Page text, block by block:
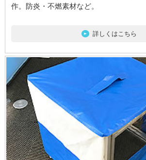
作。防炎・不燃素材など。
詳しくはこちら